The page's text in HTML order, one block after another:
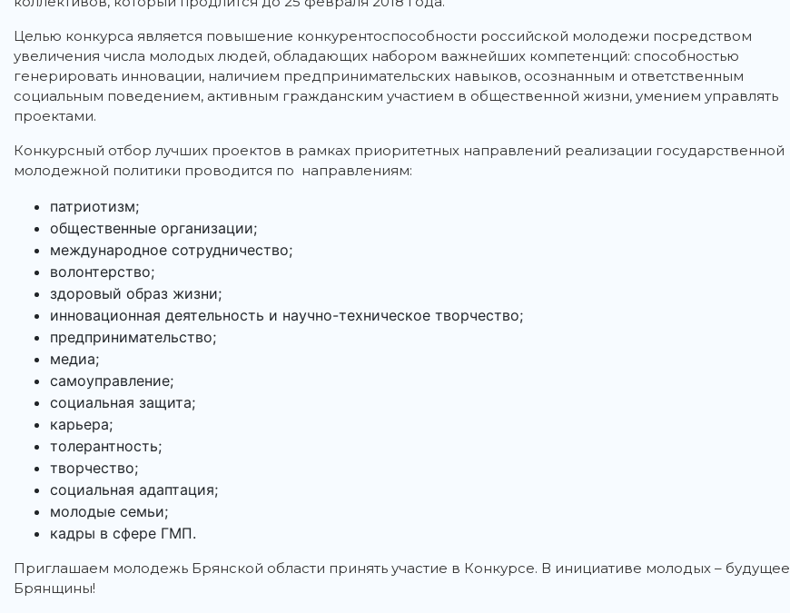
Целью конкурса является повышение конкурентоспособности российской молодежи посредством
увеличения числа молодых людей, обладающих набором важнейших компетенций: способностью
генерировать инновации, наличием предпринимательских навыков, осознанным и ответственным
социальным поведением, активным гражданским участием в общественной жизни, умением управлять
проектами.
Конкурсный отбор лучших проектов в рамках приоритетных направлений реализации государственной
молодежной политики проводится по направлениям:
патриотизм;
общественные организации;
международное сотрудничество;
волонтерство;
здоровый образ жизни;
инновационная деятельность и научно-техническое творчество;
предпринимательство;
медиа;
самоуправление;
социальная защита;
карьера;
толерантность;
творчество;
социальная адаптация;
молодые семьи;
кадры в сфере ГМП.
Приглашаем молодежь Брянской области принять участие в Конкурсе. В инициативе молодых – будущее
Брянщины!